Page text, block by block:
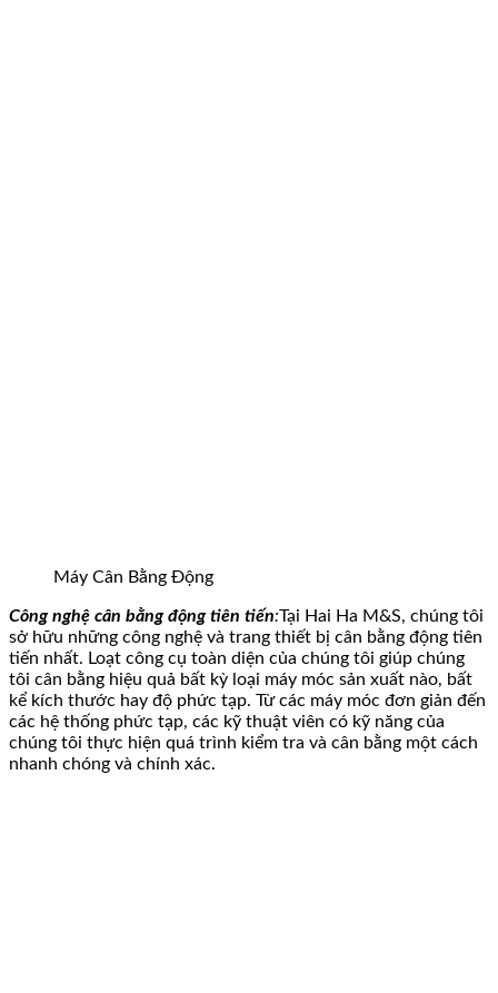
Máy Cân Bằng Động
Công nghệ cân bằng động tiên tiến:Tại Hai Ha M&S, chúng tôi
sở hữu những công nghệ và trang thiết bị cân bằng động tiên
tiến nhất. Loạt công cụ toàn diện của chúng tôi giúp chúng
tôi cân bằng hiệu quả bất kỳ loại máy móc sản xuất nào, bất
kể kích thước hay độ phức tạp. Từ các máy móc đơn giản đến
các hệ thống phức tạp, các kỹ thuật viên có kỹ năng của
chúng tôi thực hiện quá trình kiểm tra và cân bằng một cách
nhanh chóng và chính xác.